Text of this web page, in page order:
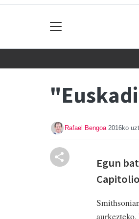
Rafael Bengoa 2016ko
Egun